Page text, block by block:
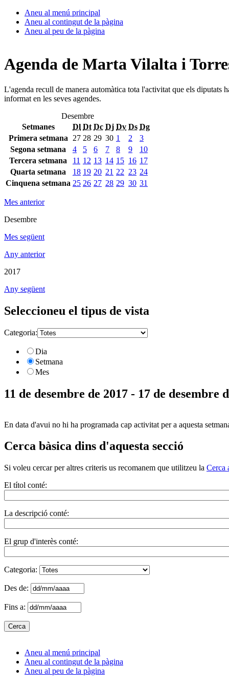
Aneu al menú principal
Aneu al contingut de la pàgina
Aneu al peu de la pàgina
Agenda de Marta Vilalta i
L'agenda recull de manera automàtica tota l'activitat que els diputats
informat en les seves agendes.
Desembre
Setmanes
Dl Dt Dc Dj Dv Ds Dg
Primera setmana
27 28 29 30 1 2
3
Segona setmana
4 5 6 7 8 9
10
Tercera setmana
11 12 13 14 15 16 17
Quarta setmana
18 19 20 21 22 23 24
Cinquena setmana 25 26 27 28 29 30 31
Mes anterior
Desembre
Mes següent
Any anterior
2017
Any següent
Seleccioneu el tipus de vista
Categoria:
Dia
Setmana
Mes
11 de desembre de 2017 - 17 de desembre
En data d'avui no hi ha programada cap activitat per a aquesta
Cerca bàsica dins d'aquesta secció
Si voleu cercar per altres criteris us recomanem que utilitzeu la Cerca
El títol conté:
La descripció conté:
El grup d'interès conté:
Categoria:
Des de:
Fins a:
Aneu al menú principal
Aneu al contingut de la pàgina
Aneu al peu de la pàgina